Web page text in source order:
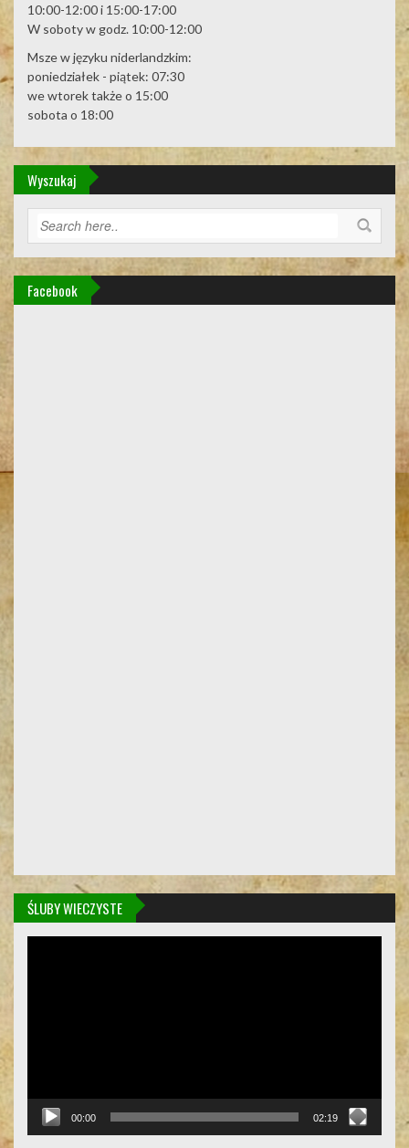
10:00-12:00 i 15:00-17:00
W soboty w godz. 10:00-12:00
Msze w języku niderlandzkim:
poniedziałek - piątek: 07:30
we wtorek także o 15:00
sobota o 18:00
Wyszukaj
Facebook
ŚLUBY WIECZYSTE
00:00 02:19